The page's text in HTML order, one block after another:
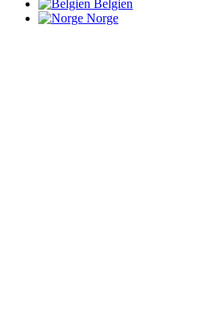
Belgien
Norge